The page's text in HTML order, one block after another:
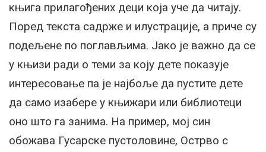
књига прилагођених деци која уче да читају.
Поред текста садрже и илустрације, а приче су
подељене по поглављима. Јако је важно да се
у књизи ради о теми за коју дете показује
интересовање па је најбоље да пустите дете
да само изабере у књижари или библиотеци
оно што га занима. На пример, мој син
обожава Гусарске пустоловине, Острво с